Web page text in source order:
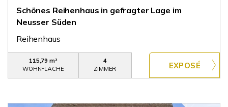
Schönes Reihenhaus in gefragter Lage im
Neusser Süden
Reihenhaus
115,79 m²
WOHNFLÄCHE
4
ZIMMER